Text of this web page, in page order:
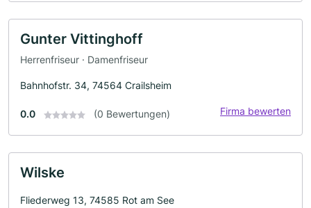
Gunter Vittinghoff
Herrenfriseur · Damenfriseur
Bahnhofstr. 34, 74564 Crailsheim
0.0 (0 Bewertungen) Firma bewerten
Wilske
Fliederweg 13, 74585 Rot am See